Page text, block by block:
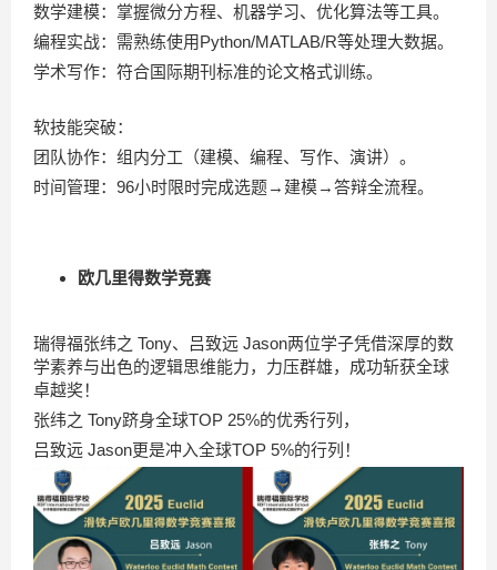
数学建模：掌握微分方程、机器学习、优化算法等工具。
编程实战：需熟练使用Python/MATLAB/R等处理大数据。
学术写作：符合国际期刊标准的论文格式训练。
软技能突破：
团队协作：组内分工（建模、编程、写作、演讲）。
时间管理：96小时限时完成选题→建模→答辩全流程。
欧几里得数学竞赛
瑞得福张纬之 Tony、吕致远 Jason两位学子凭借深厚的数
学素养与出色的逻辑思维能力，力压群雄，成功斩获全球
卓越奖！
张纬之 Tony跻身全球TOP 25%的优秀行列，
吕致远 Jason更是冲入全球TOP 5%的行列！